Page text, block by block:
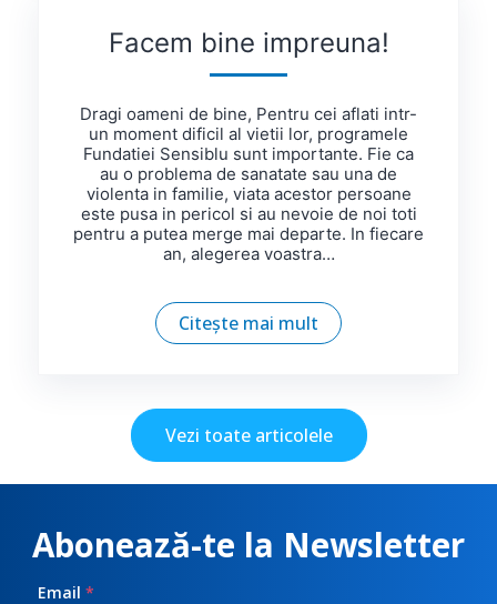
Facem bine impreuna!
Dragi oameni de bine, Pentru cei aflati intr-
un moment dificil al vietii lor, programele
Fundatiei Sensiblu sunt importante. Fie ca
au o problema de sanatate sau una de
violenta in familie, viata acestor persoane
este pusa in pericol si au nevoie de noi toti
pentru a putea merge mai departe. In fiecare
an, alegerea voastra…
Citește mai mult
Vezi toate articolele
Abonează-te la Newsletter
Email *